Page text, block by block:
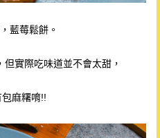
藍莓鬆餅。
實際吃味道並不會太甜，
麻糬唷!!